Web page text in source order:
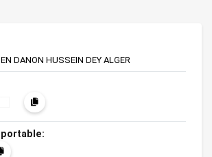
DANON HUSSEIN DEY ALGER